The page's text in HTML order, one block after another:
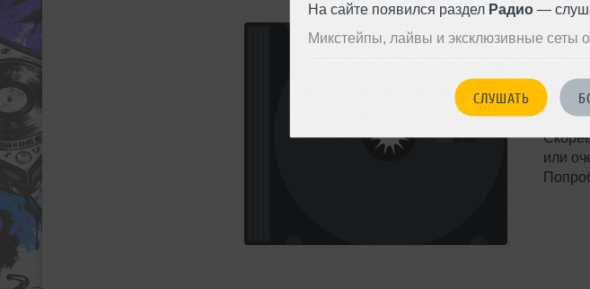
На сайте появился раздел Радио—
Микстейпы, лайвы и эксклюзивные сеты
СЛУШАТЬ
или